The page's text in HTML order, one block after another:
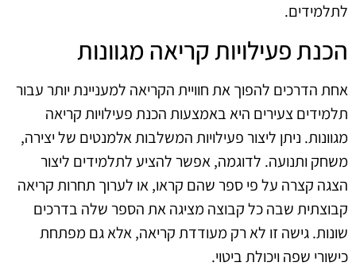
לתלמידים.
הכנת פעילויות קריאה מגוונות
אחת הדרכים להפוך את חוויית הקריאה למעניינת יותר עבור
תלמידים צעירים היא באמצעות הכנת פעילויות קריאה
מגוונות. ניתן ליצור פעילויות המשלבות אלמנטים של יצירה,
משחק ותנועה. לדוגמה, אפשר להציע לתלמידים ליצור
הצגה קצרה על פי ספר שהם קראו, או לערוך תחרות קריאה
קבוצתית שבה כל קבוצה מציגה את הספר שלה בדרכים
שונות. גישה זו לא רק מעודדת קריאה, אלא גם מפתחת
כישורי שפה ויכולת ביטוי.